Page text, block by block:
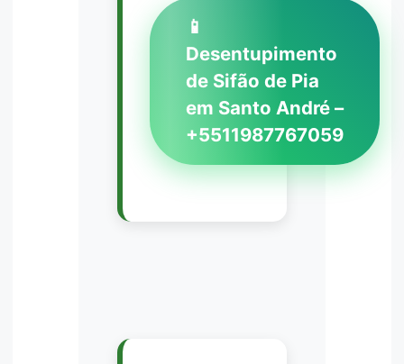
📱
Desentupimento
de Sifão de Pia
em Santo André –
+5511987767059